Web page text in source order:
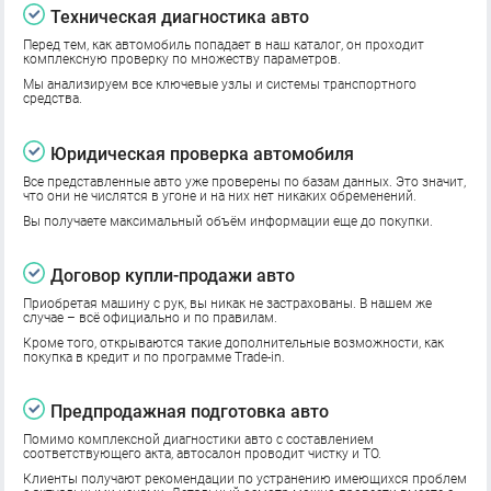
Техническая диагностика авто
Перед тем, как автомобиль попадает в наш каталог, он проходит
комплексную проверку по множеству параметров.
Мы анализируем все ключевые узлы и системы транспортного
средства.
Юридическая проверка автомобиля
Все представленные авто уже проверены по базам данных. Это значит,
что они не числятся в угоне и на них нет никаких обременений.
Вы получаете максимальный объём информации еще до покупки.
Договор купли-продажи авто
Приобретая машину с рук, вы никак не застрахованы. В нашем же
случае – всё официально и по правилам.
Кроме того, открываются такие дополнительные возможности, как
покупка в кредит и по программе Trade-in.
Предпродажная подготовка авто
Помимо комплексной диагностики авто с составлением
соответствующего акта, автосалон проводит чистку и ТО.
Клиенты получают рекомендации по устранению имеющихся проблем